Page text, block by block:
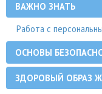
ВАЖНО ЗНАТЬ
Работа с
ОСНОВЫ
ЗДОРОВЫЙ ОБРАЗ